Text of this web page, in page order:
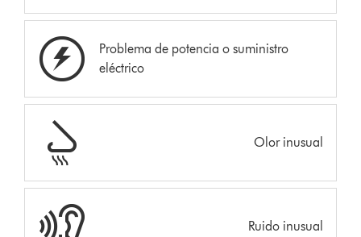
Problema de potencia o suministro
eléctrico
Olor inusual
Ruido inusual